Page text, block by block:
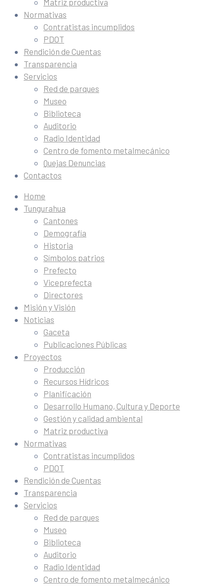
Matriz productiva
Normativas
Contratistas incumplidos
PDOT
Rendición de Cuentas
Transparencia
Servicios
Red de parques
Museo
Biblioteca
Auditorio
Radio Identidad
Centro de fomento metalmecánico
Quejas Denuncias
Contactos
Home
Tungurahua
Cantones
Demografía
Historia
Símbolos patrios
Prefecto
Viceprefecta
Directores
Misión y Visión
Noticias
Gaceta
Publicaciones Públicas
Proyectos
Producción
Recursos Hídricos
Planificación
Desarrollo Humano, Cultura y Deporte
Gestión y calidad ambiental
Matriz productiva
Normativas
Contratistas incumplidos
PDOT
Rendición de Cuentas
Transparencia
Servicios
Red de parques
Museo
Biblioteca
Auditorio
Radio Identidad
Centro de fomento metalmecánico